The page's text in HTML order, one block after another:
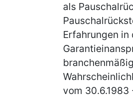
als
Erfahrungen
vom 30.6.1983